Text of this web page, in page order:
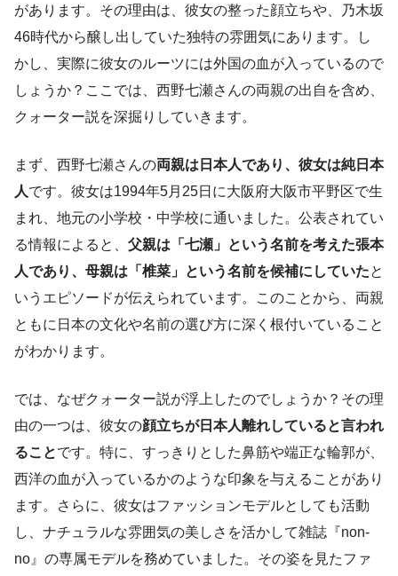
があります。その理由は、彼女の整った顔立ちや、乃木坂
46時代から醸し出していた独特の雰囲気にあります。し
かし、実際に彼女のルーツには外国の血が入っているので
しょうか？ここでは、西野七瀬さんの両親の出自を含め、
クォーター説を深掘りしていきます。
まず、西野七瀬さんの両親は日本人であり、彼女は純日本
人です。彼女は1994年5月25日に大阪府大阪市平野区で生
まれ、地元の小学校・中学校に通いました。公表されてい
る情報によると、 父親は「七瀬」という名前を考えた張本
人であり、母親は「椎菜」という名前を候補にしていたと
いうエピソードが伝えられています。このことから、両親
ともに日本の文化や名前の選び方に深く根付いていること
がわかります。
では、なぜクォーター説が浮上したのでしょうか？その理
由の一つは、彼女の顔立ちが日本人離れしていると言われ
ることです。特に、すっきりとした鼻筋や端正な輪郭が、
西洋の血が入っているかのような印象を与えることがあり
ます。さらに、彼女はファッションモデルとしても活動
し、ナチュラルな雰囲気の美しさを活かして雑誌『non-
no』の専属モデルを務めていました。その姿を見たファ